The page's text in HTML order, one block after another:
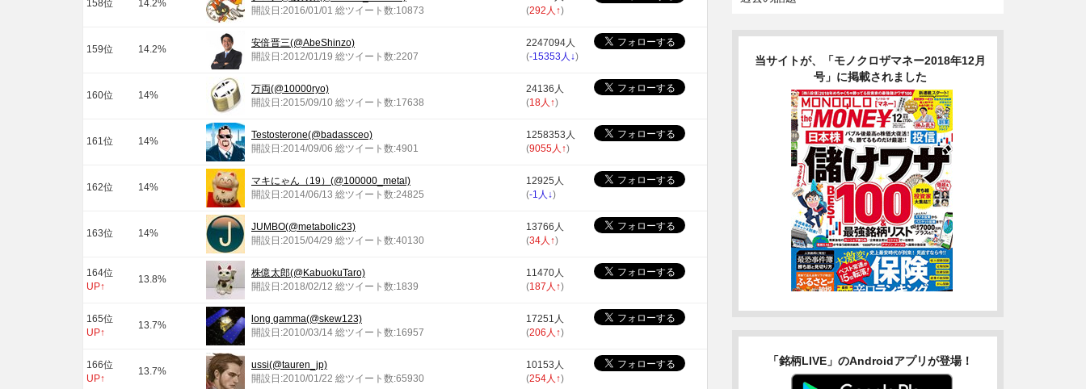
158位 14.2%
開設日:2016/01/01 総ツイート数:10873
(292人 ↑)
159位 14.2%
安倍晋三(@AbeShinzo)
開設日:2012/01/19 総ツイート数:2207
2247094人
(-15353人 ↓)
160位 14%
万両(@10000ryo)
開設日:2015/09/10 総ツイート数:17638
24136人
(18人 ↑)
161位 14%
Testosterone(@badassceo)
開設日:2014/09/06 総ツイート数:4901
1258353人
(9055人 ↑)
162位 14%
マキにゃん（19）(@100000_metal)
開設日:2014/06/13 総ツイート数:24825
12925人
(-1人 ↓)
163位 14%
JUMBO(@metabolic23)
開設日:2015/04/29 総ツイート数:40130
13766人
(34人 ↑)
164位
UP↑
13.8%
株億太郎(@KabuokuTaro)
開設日:2018/02/12 総ツイート数:1839
11470人
(187人 ↑)
165位
UP↑
13.7%
long gamma(@skew123)
開設日:2010/03/14 総ツイート数:16957
17251人
(206人 ↑)
166位
UP↑
13.7%
ussi(@tauren_jp)
開設日:2010/01/22 総ツイート数:65930
10153人
(254人 ↑)
当サイトが、「モノクロザマネー2018年12月
号」に掲載されました
「銘柄LIVE」のAndroidアプリが登場！